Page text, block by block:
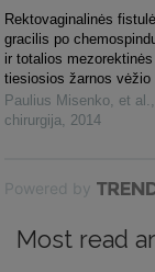
Rektovaginalinės
gracilis po
ir totalios
tiesiosios žarnos vėžio
Paulius Misenko, et al.
chirurgija
2014
Powered by
Most read